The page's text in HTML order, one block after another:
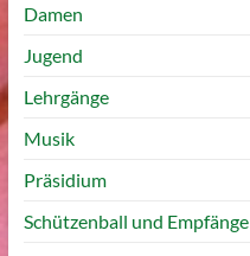
Damen
Jugend
Lehrgänge
Musik
Präsidium
Schützenball und Empfänge